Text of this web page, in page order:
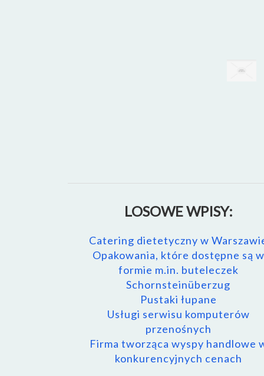
LOSOWE WPISY:
Catering dietetyczny w
Opakowania, które dostępne są w
formie m.in. buteleczek
Schornsteinüberzug
Pustaki łupane
Usługi serwisu komputerów
przenośnych
Firma tworząca wyspy handlowe
konkurencyjnych cenach